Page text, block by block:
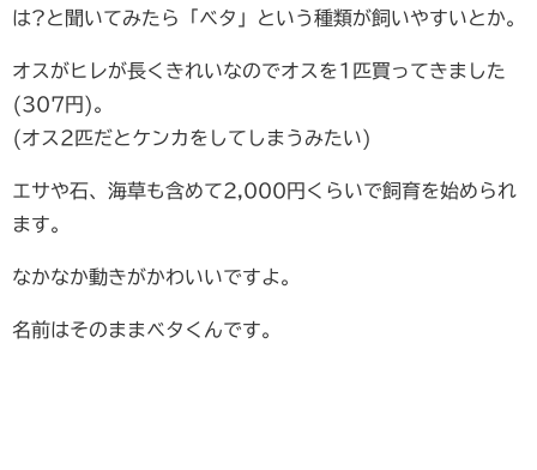
は?と聞いてみたら「ベタ」という種類が飼いやすいとか。
オスがヒレが長くきれいなのでオスを1匹買ってきました
(307円)。
(オス2匹だとケンカをしてしまうみたい)
エサや石、海草も含めて2,000円くらいで飼育を始められ
ます。
なかなか動きがかわいいですよ。
名前はそのままベタくんです。